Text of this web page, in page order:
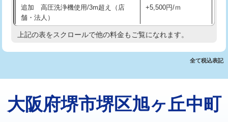
排水管工事（追加 排水管工事/3ｍ超
え）
マス交換（土の掘削・埋め戻し作業） 11,000円~
マス交換（深さ50㎝以上） 66,000円
追加 高圧洗浄機使用/3m超え（店
舗・法人）
+5,500円/ｍ
高度高圧洗浄換 現地調査
トーラー機使用/3mまで 33,000円
追加トーラー機使用/3m超え +3,300円
上記の表をスクロールで他の料金もご覧になれます。
全て税込表記
大阪府堺市堺区旭ヶ丘中町